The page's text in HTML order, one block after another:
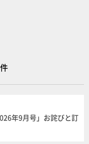
年9月号」お詫びと訂